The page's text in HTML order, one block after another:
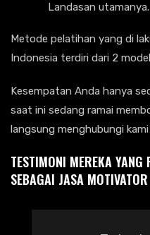
Landasan utamanya.
Metode pelatihan yang di
Indonesia terdiri dari 2
Kesempatan Anda hanya
saat ini sedang ramai
langsung menghubungi
TESTIMONI MEREKA
SEBAGAI JASA